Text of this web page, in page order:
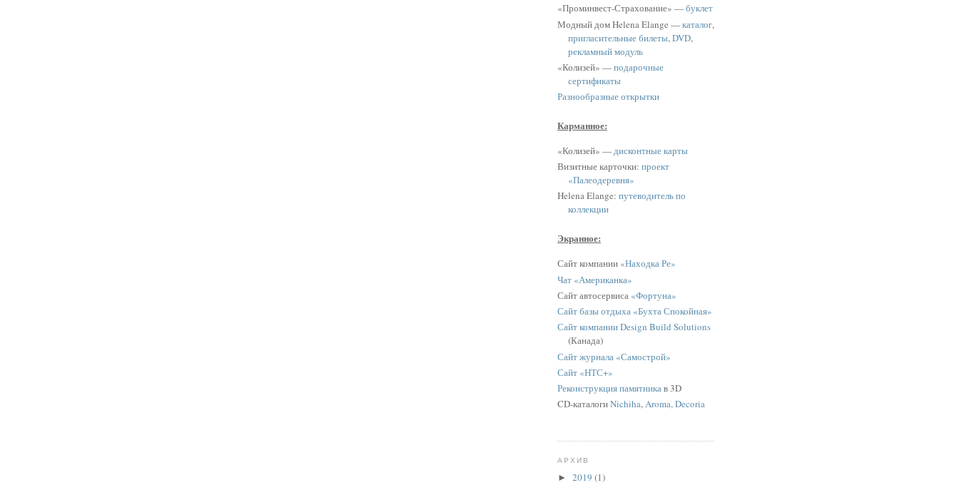
«Проминвест-Страхование» —буклет
Модный дом Helena Elange —каталог,
пригласительные билеты,DVD,
рекламный модуль
«Колизей» —подарочные
сертификаты
Разнообразные открытки
Карманное:
«Колизей» —дисконтные карты
Визитные карточки: проект
«Палеодеревня»
Helena Elange: путеводитель по
коллекции
Экранное:
Сайт компании «Находка Ре»
Чат «Американка»
Сайт автосервиса «Фортуна»
Сайт базы отдыха «Бухта Спокойная»
Сайт компании Design Build Solutions
(Канада)
Сайт журнала «Самострой»
Сайт «НТС+»
Реконструкция памятникав 3D
CD-каталогиNichiha,Aroma, Decoria
АРХИВ
► 2019 (1)